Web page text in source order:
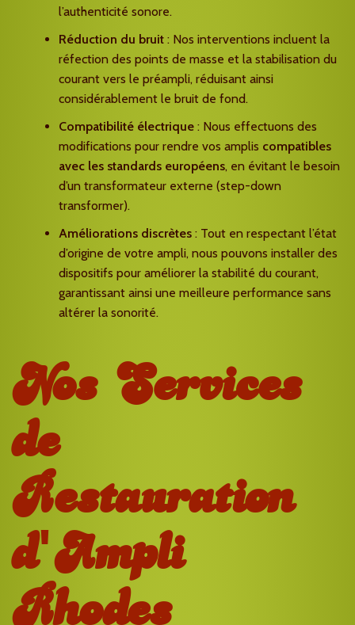
l’authenticité sonore.
Réduction du bruit: Nos interventions incluent la
réfection des points de masse et la stabilisation du
courant vers le préampli, réduisant ainsi
considérablement le bruit de fond.
Compatibilité électrique: Nous effectuons des
modifications pour rendre vos amplis compatibles
avec les standards européens, en évitant le besoin
d’un transformateur externe (step-down
transformer).
Améliorations discrètes: Tout en respectant l’état
d’origine de votre ampli, nous pouvons installer des
dispositifs pour améliorer la stabilité du courant,
garantissant ainsi une meilleure performance sans
altérer la sonorité.
Nos Services
de
Restauration
d'Ampli